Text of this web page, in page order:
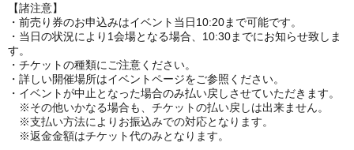
【諸注意】
・前売り券のお申込みはイベント当日10:20まで可能です。
・ 当日の状況により1会場となる場合、10:30までにお知らせ致しま
す。
・チケットの種類にご注意ください。
・詳しい開催場所はイベントページをご参照ください。
・イベントが中止となった場合のみ払い戻しさせていただきます。
※その他いかなる場合も、チケットの払い戻しは出来ません。
※支払い方法によりお振込みでの対応となります。
※返金金額はチケット代のみとなります。